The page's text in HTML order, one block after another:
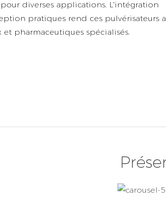
diverses applications. L'intégration
pratiques rend ces pulvérisateurs
et pharmaceutiques spécialisés.